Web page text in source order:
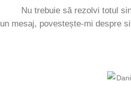
Nu trebuie să rezolvi totul
mesaj, povestește-mi despre